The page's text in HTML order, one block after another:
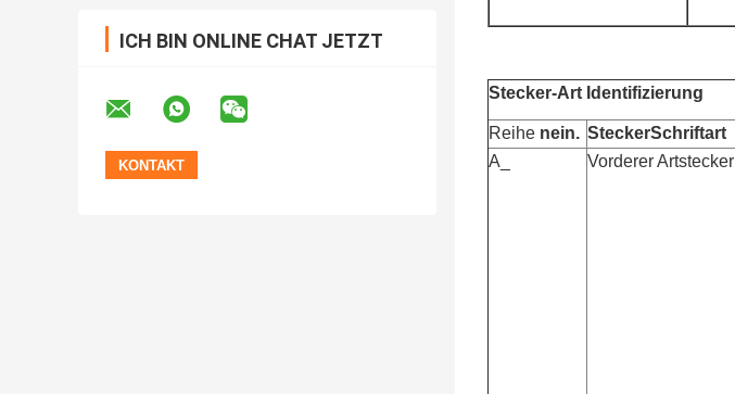
ICH BIN ONLINE CHAT JETZT
Stecker-Art Identifizierung
Reihe nein. SteckerSchriftart
A_
Vorderer Artstecker